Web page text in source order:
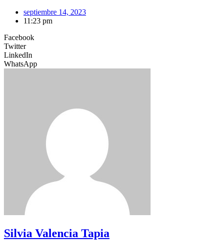
septiembre 14, 2023
11:23 pm
Facebook
Twitter
LinkedIn
WhatsApp
Silvia Valencia Tapia